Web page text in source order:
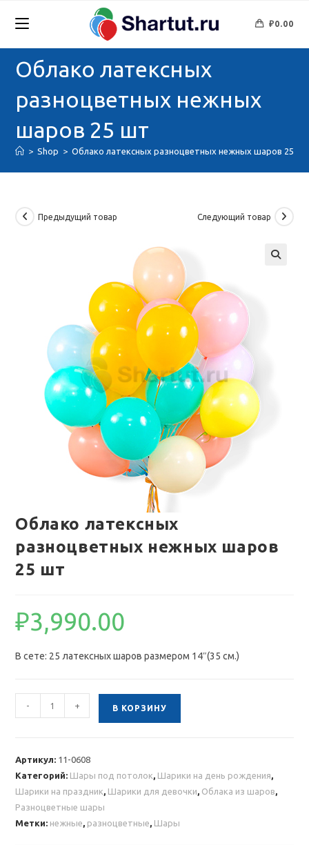
₽0.00
Облако латексных
разноцветных нежных
шаров 25 шт
> Shop > Облако латексных разноцветных нежных шаров 25 шт
Предыдущий товар Следующий товар
Облако латексных
разноцветных нежных шаров
25 шт
₽3,990.00
В сете: 25 латексных шаров размером 14″(35 см.)
Количество
товара
разноцветных
нежных
шаров
25
- + В КОРЗИНУ
Артикул: 11-0608
Категорий: Шары под потолок, Шарики на день рождения,
Шарики на праздник, Шарики для девочки, Облака из шаров,
Разноцветные шары
Метки: нежные, разноцветные, Шары